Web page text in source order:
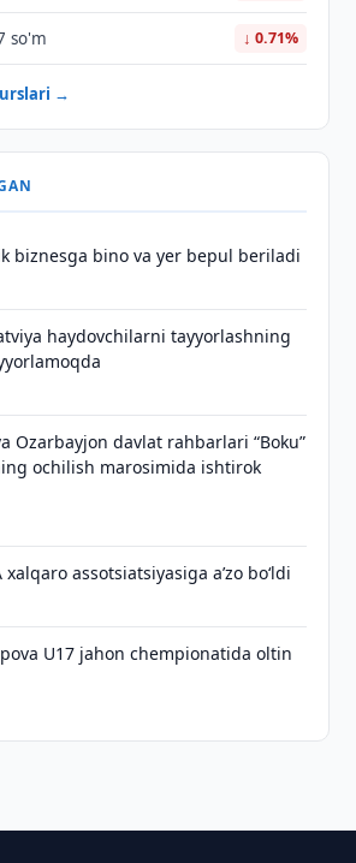
so'm ↓ 0.71%
→
biznesga bino va yer bepul beriladi
haydovchilarni tayyorlashning
Ozarbayjon davlat rahbarlari “Boku”
ochilish marosimida ishtirok
xalqaro assotsiatsiyasiga aʼzo bo‘ldi
U17 jahon chempionatida oltin